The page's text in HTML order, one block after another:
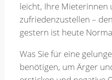
Merkzettel
leicht, Ihre Mieterinnen
zufriedenzustellen –
gestern ist heute
Was Sie für eine
benötigen, um Ärger